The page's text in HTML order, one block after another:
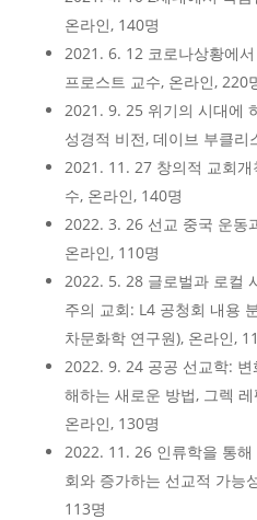
온라인, 140명
2021. 6. 12 코로나상황에
프로스트 교수, 온라인, 220
2021. 9. 25 위기의 시대에
성경적 비전, 데이브 부클리
2021. 11. 27 창의적 교회
수, 온라인, 140명
2022. 3. 26 선교 중국 운동
온라인, 110명
2022. 5. 28 글로벌과 로컬
주의 교회: L4 공청회 내용
차문화학 연구원), 온라인,
2022. 9. 24 공공 선교학:
해하는 새로운 방법, 그렉
온라인, 130명
2022. 11. 26 인류학을 통
회와 증가하는 선교적 가능
113명